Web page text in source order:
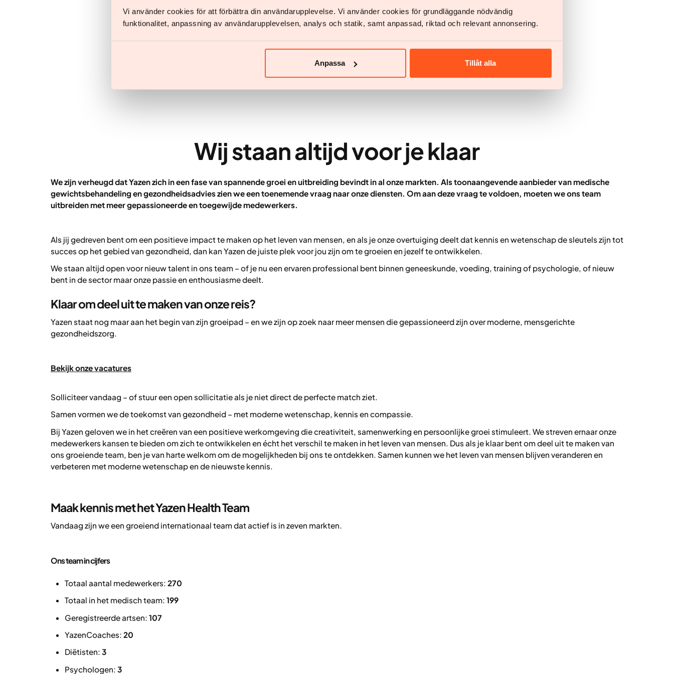
Vi använder cookies för att förbättra din användarupplevelse. Vi använder cookies för grundläggande nödvändig
funktionalitet, anpassning av användarupplevelsen, analys och statik, samt anpassad, riktad och relevant annonsering.
Anpassa Tillåt alla
Wil je bij ons komen werken? Bekijk onze openstaande vacatures
Wij staan altijd voor je klaar
We zijn verheugd dat Yazen zich in een fase van spannende groei en uitbreiding bevindt in al onze markten. Als toonaangevende aanbieder van medische
gewichtsbehandeling en gezondheidsadvies zien we een toenemende vraag naar onze diensten. Om aan deze vraag te voldoen, moeten we ons team
uitbreiden met meer gepassioneerde en toegewijde medewerkers.
Als jij gedreven bent om een positieve impact te maken op het leven van mensen, en als je onze overtuiging deelt dat kennis en wetenschap de sleutels zijn tot
succes op het gebied van gezondheid, dan kan Yazen de juiste plek voor jou zijn om te groeien en jezelf te ontwikkelen.
We staan altijd open voor nieuw talent in ons team – of je nu een ervaren professional bent binnen geneeskunde, voeding, training of psychologie, of nieuw
bent in de sector maar onze passie en enthousiasme deelt.
Klaar om deel uit te maken van onze reis?
Yazen staat nog maar aan het begin van zijn groeipad – en we zijn op zoek naar meer mensen die gepassioneerd zijn over moderne, mensgerichte
gezondheidszorg.
Bekijk onze vacatures
Solliciteer vandaag – of stuur een open sollicitatie als je niet direct de perfecte match ziet.
Samen vormen we de toekomst van gezondheid – met moderne wetenschap, kennis en compassie.
Bij Yazen geloven we in het creëren van een positieve werkomgeving die creativiteit, samenwerking en persoonlijke groei stimuleert. We streven ernaar onze
medewerkers kansen te bieden om zich te ontwikkelen en écht het verschil te maken in het leven van mensen. Dus als je klaar bent om deel uit te maken van
ons groeiende team, ben je van harte welkom om de mogelijkheden bij ons te ontdekken. Samen kunnen we het leven van mensen blijven veranderen en
verbeteren met moderne wetenschap en de nieuwste kennis.
Maak kennis met het Yazen Health Team
Vandaag zijn we een groeiend internationaal team dat actief is in zeven markten.
Ons team in cijfers
Totaal aantal medewerkers:270
Totaal in het medisch team:199
Geregistreerde artsen:107
YazenCoaches:20
Diëtisten:3
Psychologen:3